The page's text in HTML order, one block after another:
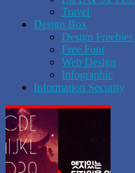
Travel
Design Box
Design Freebies
Free Font
Web Design
Infographic
Information Security